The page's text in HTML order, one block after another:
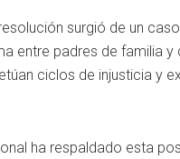
surgió de un
entre padres de familia
ciclos de injusticia y
ha respaldado esta